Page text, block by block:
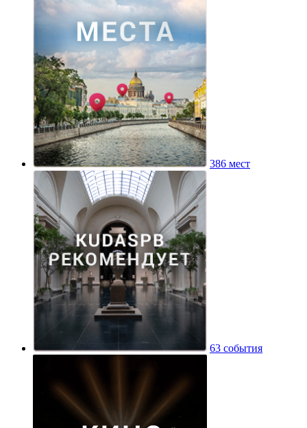
386 мест
63 события